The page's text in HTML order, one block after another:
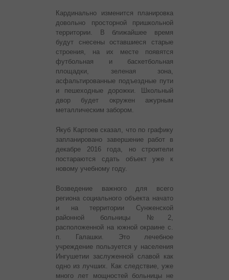
Кардинально изменится планировка
довольно просторной пришкольной
территории. В ближайшее время
будут снесены оставшиеся старые
строения, на их месте появятся
футбольная и баскетбольная
площадки, зеленая зона,
асфальтированные подъездные пути
и пешеходные дорожки. Школьный
двор будет окружен ажурным
металлическим забором.
Якуб Картоев сказал, что по графику
запланировано завершение работ в
декабре 2016 года, но строители
постараются сдать объект уже к
новому учебному году.
Возведение важного для всего
региона социального объекта начато
и на территории Сунженской
районной больницы №2,
расположенной на южной окраине с.
п. Галашки. Это лечебное
учреждение пользуется у населения
Ингушетии заслуженной славой как
одно из лучших. Как следствие, уже
много лет мощностей больницы не